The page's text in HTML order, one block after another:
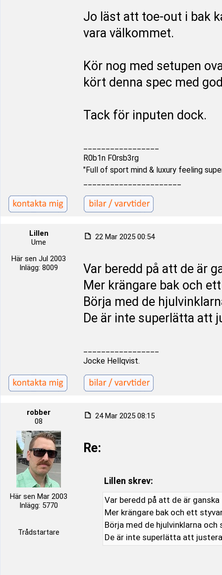
Jo läst att toe-out i bak
vara välkommet.
Kör nog med setupen
kört denna spec med
Tack för inputen dock.
R0b1n F0rsb3rg
"Full of sport mind & luxury feeling
Lillen
Ume
Här sen Jul 2003
Inlägg: 8009
22 Mar 2025 00:54
Var beredd på att de är
Mer krängare bak och
Börja med de
De är inte superlätta att
Jocke Hellqvist.
robber
08
Här sen Mar 2003
Inlägg: 5770
Trådstartare
24 Mar 2025 08:15
Re:
Lillen skrev:
Var beredd på att de är
Mer krängare bak och ett
Börja med de hjulvinklarna
De är inte superlätta att